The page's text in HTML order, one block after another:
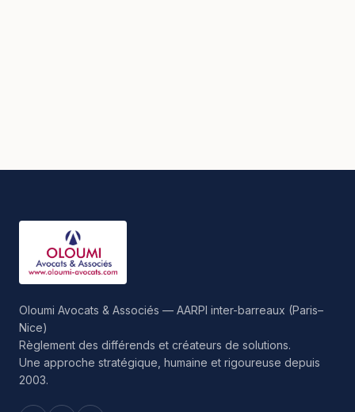
Oloumi Avocats & Associés — AARPI inter-barreaux (Paris–
Nice)
Règlement des différends et créateurs de solutions.
Une approche stratégique, humaine et rigoureuse depuis
2003.